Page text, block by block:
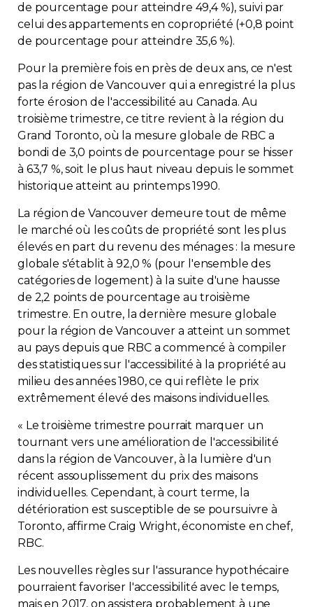
de pourcentage pour atteindre 49,4 %), suivi par
celui des appartements en copropriété (+0,8 point
de pourcentage pour atteindre 35,6 %).
Pour la première fois en près de deux ans, ce n'est
pas la région de Vancouver qui a enregistré la plus
forte érosion de l'accessibilité au Canada. Au
troisième trimestre, ce titre revient à la région du
Grand Toronto, où la mesure globale de RBC a
bondi de 3,0 points de pourcentage pour se hisser
à 63,7 %, soit le plus haut niveau depuis le sommet
historique atteint au printemps 1990.
La région de Vancouver demeure tout de même
le marché où les coûts de propriété sont les plus
élevés en part du revenu des ménages : la mesure
globale s'établit à 92,0 % (pour l'ensemble des
catégories de logement) à la suite d'une hausse
de 2,2 points de pourcentage au troisième
trimestre. En outre, la dernière mesure globale
pour la région de Vancouver a atteint un sommet
au pays depuis que RBC a commencé à compiler
des statistiques sur l'accessibilité à la propriété au
milieu des années 1980, ce qui reflète le prix
extrêmement élevé des maisons individuelles.
« Le troisième trimestre pourrait marquer un
tournant vers une amélioration de l'accessibilité
dans la région de Vancouver, à la lumière d'un
récent assouplissement du prix des maisons
individuelles. Cependant, à court terme, la
détérioration est susceptible de se poursuivre à
Toronto, affirme Craig Wright, économiste en chef,
RBC.
Les nouvelles règles sur l'assurance hypothécaire
pourraient favoriser l'accessibilité avec le temps,
mais en 2017, on assistera probablement à une